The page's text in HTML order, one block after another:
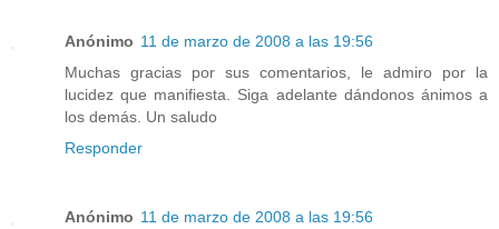
Anónimo 11 de marzo de 2008 a las 19:56
Muchas gracias por sus comentarios, le admiro por la
lucidez que manifiesta. Siga adelante dándonos ánimos a
los demás. Un saludo
Responder
Anónimo 11 de marzo de 2008 a las 19:56